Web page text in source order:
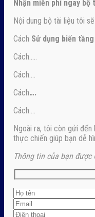
Nhận miễn phí ngay bộ
Nội dung bộ tài liệu tôi
Cách Sử dụng biến tầng
Cách…..
Cách….
Cách….
Cách….
Ngoài ra, tôi còn gửi
thực chiến giúp bạn dễ
Thông tin của bạn được